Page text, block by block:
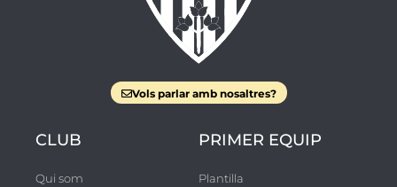
Vols parlar amb nosaltres?
CLUB
Qui som
PRIMER EQUIP
Plantilla